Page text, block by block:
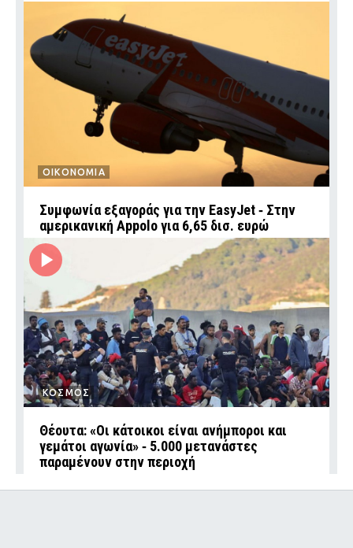
ΟΙΚΟΝΟΜΙΑ
Συμφωνία εξαγοράς για την EasyJet ‑ Στην
αμερικανική Appolo για 6,65 δισ. ευρώ
ΚΟΣΜΟΣ
Θέουτα: «Οι κάτοικοι είναι ανήμποροι και
γεμάτοι αγωνία» ‑ 5.000 μετανάστες
παραμένουν στην περιοχή